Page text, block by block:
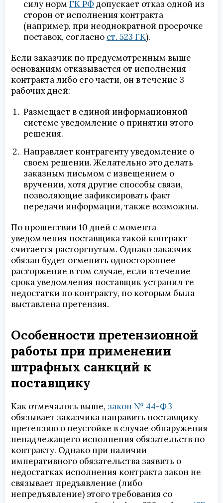
силу норм ГК РФдопускает отказ одной из
сторон от исполнения контракта
(например, при неоднократной просрочке
поставок, согласно ст. 523 ГК).
Если заказчик по предусмотренным выше
основаниям отказывается от исполнения
контракта либо его части, он в течение 3
рабочих дней:
Размещает в единой информационной
системе уведомление о принятии этого
решения.
Направляет контрагенту уведомление о
своем решении. Желательно это делать
заказным письмом с извещением о
вручении, хотя другие способы связи,
позволяющие зафиксировать факт
передачи информации, также возможны.
По прошествии 10 дней с момента
уведомления поставщика такой контракт
считается расторгнутым. Однако заказчик
обязан будет отменить одностороннее
расторжение в том случае, если в течение
срока уведомления поставщик устранил те
недостатки по контракту, по которым была
выставлена претензия.
Особенности претензионной
работы при применении
штрафных санкций к
поставщику
Как отмечалось выше, закон № 44-ФЗ
обязывает заказчика направить поставщику
претензию о неустойке в случае обнаружения
ненадлежащего исполнения обязательств по
контракту. Однако при наличии
императивного обязательства заявить о
недостатках исполнения контракта закон не
связывает предъявление (либо
непредъявление) этого требования со